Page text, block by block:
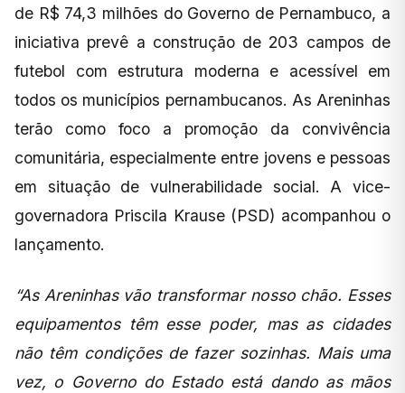
de R$ 74,3 milhões do Governo de Pernambuco, a
iniciativa prevê a construção de 203 campos de
futebol com estrutura moderna e acessível em
todos os municípios pernambucanos. As Areninhas
terão como foco a promoção da convivência
comunitária, especialmente entre jovens e pessoas
em situação de vulnerabilidade social. A vice-
governadora Priscila Krause (PSD) acompanhou o
lançamento.
“As Areninhas vão transformar nosso chão. Esses
equipamentos têm esse poder, mas as cidades
não têm condições de fazer sozinhas. Mais uma
vez, o Governo do Estado está dando as mãos